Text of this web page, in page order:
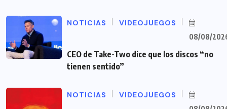
NOTICIAS VIDEOJUEGOS
08/08/
CEO de Take-Two dice que los discos “no
tienen sentido”
NOTICIAS VIDEOJUEGOS